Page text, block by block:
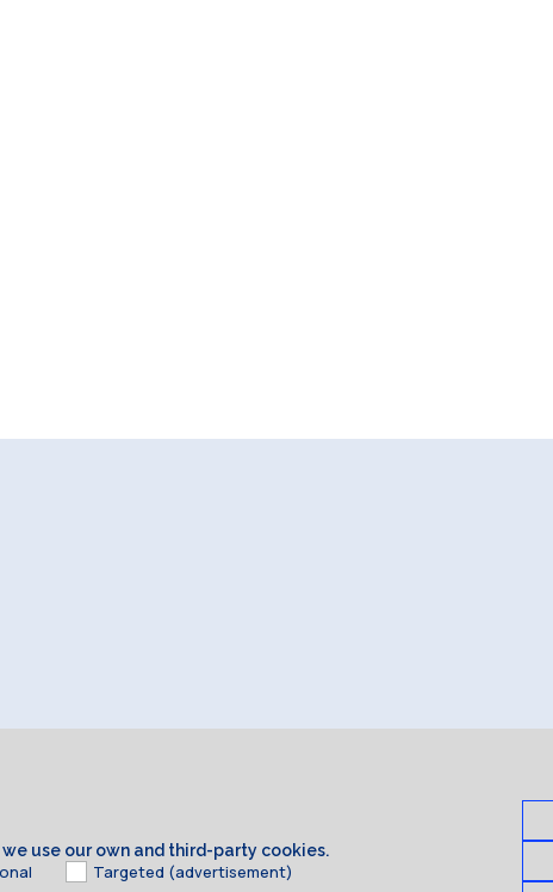
use our own and third-party cookies.
Targeted (advertisement)